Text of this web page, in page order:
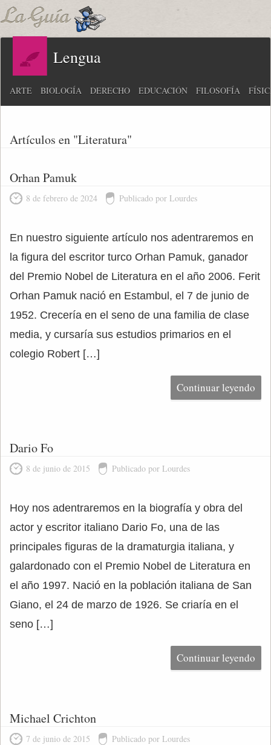
Lengua
ARTE BIOLOGÍA DERECHO EDUCACIÓN FILOSOFÍA
Artículos en "Literatura"
Orhan Pamuk
8 de febrero de 2024 Publicado por Lourdes
En nuestro siguiente artículo nos adentraremos en
la figura del escritor turco Orhan Pamuk, ganador
del Premio Nobel de Literatura en el año 2006. Ferit
Orhan Pamuk nació en Estambul, el 7 de junio de
1952. Crecería en el seno de una familia de clase
media, y cursaría sus estudios primarios en el
colegio Robert […]
Continuar leyendo
Dario Fo
8 de junio de 2015 Publicado por Lourdes
Hoy nos adentraremos en la biografía y obra del
actor y escritor italiano Dario Fo, una de las
principales figuras de la dramaturgia italiana, y
galardonado con el Premio Nobel de Literatura en
el año 1997. Nació en la población italiana de San
Giano, el 24 de marzo de 1926. Se criaría en el
seno […]
Continuar leyendo
Michael Crichton
7 de junio de 2015 Publicado por Lourdes